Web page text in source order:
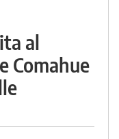
al
Comahue